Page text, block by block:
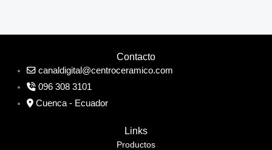
Contacto
canaldigital@centroceramico.com
096 308 3101
Cuenca - Ecuador
Links
Productos